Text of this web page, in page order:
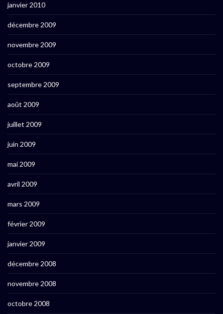
janvier 2010
décembre 2009
novembre 2009
octobre 2009
septembre 2009
août 2009
juillet 2009
juin 2009
mai 2009
avril 2009
mars 2009
février 2009
janvier 2009
décembre 2008
novembre 2008
octobre 2008